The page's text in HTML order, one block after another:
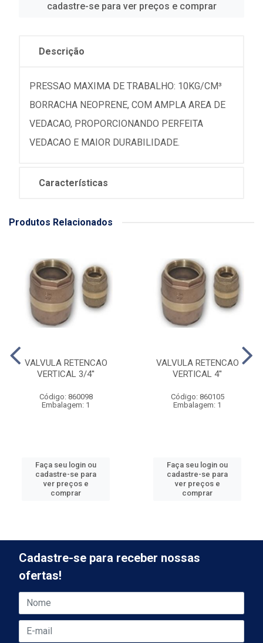
cadastre-se para ver preços e comprar
Descrição
PRESSAO MAXIMA DE TRABALHO: 10KG/CM³
BORRACHA NEOPRENE, COM AMPLA AREA DE
VEDACAO, PROPORCIONANDO PERFEITA
VEDACAO E MAIOR DURABILIDADE.
Características
Produtos Relacionados
VALVULA RETENCAO
VERTICAL 3/4''
Código: 860098
Embalagem: 1
Faça seu login ou
cadastre-se para
ver preços e
comprar
VALVULA RETENCAO
VERTICAL 4''
Código: 860105
Embalagem: 1
Faça seu login ou
cadastre-se para
ver preços e
comprar
Cadastre-se para receber nossas
ofertas!